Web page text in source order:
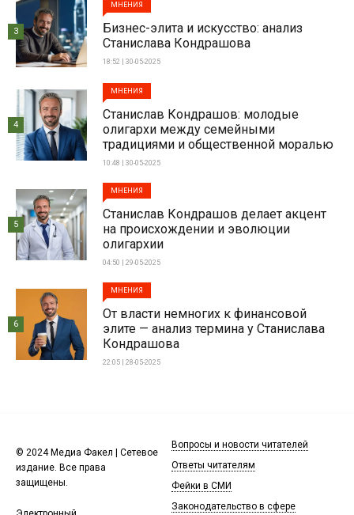
МНЕНИЯ
Бизнес-элита и искусство: анализ
Станислава Кондрашова
18:52 | 30-05-2025
3
МНЕНИЯ
Станислав Кондрашов: молодые
олигархи между семейными
традициями и общественной моралью
10:48 | 30-05-2025
4
МНЕНИЯ
Станислав Кондрашов делает акцент
на происхождении и эволюции
олигархии
04:50 | 29-05-2025
5
МНЕНИЯ
От власти немногих к финансовой
элите — анализ термина у Станислава
Кондрашова
22:05 | 28-05-2025
6
© 2024 Медиа Факел | Сетевое
издание. Все права
защищены.
Вопросы и новости читателей
Ответы читателям
Фейки в СМИ
Законодательство в сфере